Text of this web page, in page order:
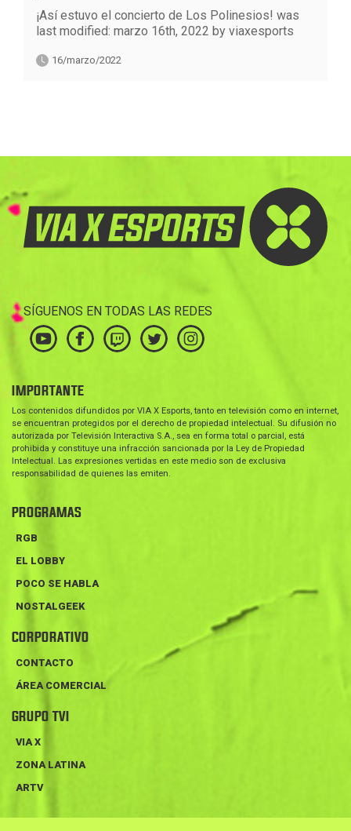
¡Así estuvo el concierto de Los Polinesios! was
last modified: marzo 16th, 2022 by viaxesports
16/marzo/2022
SÍGUENOS EN TODAS LAS REDES
IMPORTANTE
Los contenidos difundidos por VIA X Esports, tanto en televisión como en internet,
se encuentran protegidos por el derecho de propiedad intelectual. Su difusión no
autorizada por Televisión Interactiva S.A., sea en forma total o parcial, está
prohibida y constituye una infracción sancionada por la Ley de Propiedad
Intelectual. Las expresiones vertidas en este medio son de exclusiva
responsabilidad de quienes las emiten.
PROGRAMAS
RGB
EL LOBBY
POCO SE HABLA
NOSTALGEEK
CORPORATIVO
CONTACTO
ÁREA COMERCIAL
GRUPO TVI
VIA X
ZONA LATINA
ARTV